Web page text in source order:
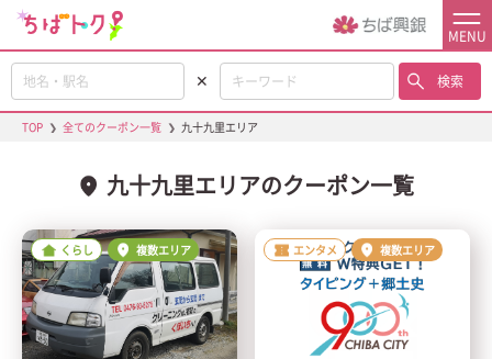
MENU
✕ 検索
TOP ❯ 全てのクーポン一覧 ❯ 九十九里エリア
九十九里エリアのクーポン一覧
くらし 複数エリア エンタメ 複数エリア